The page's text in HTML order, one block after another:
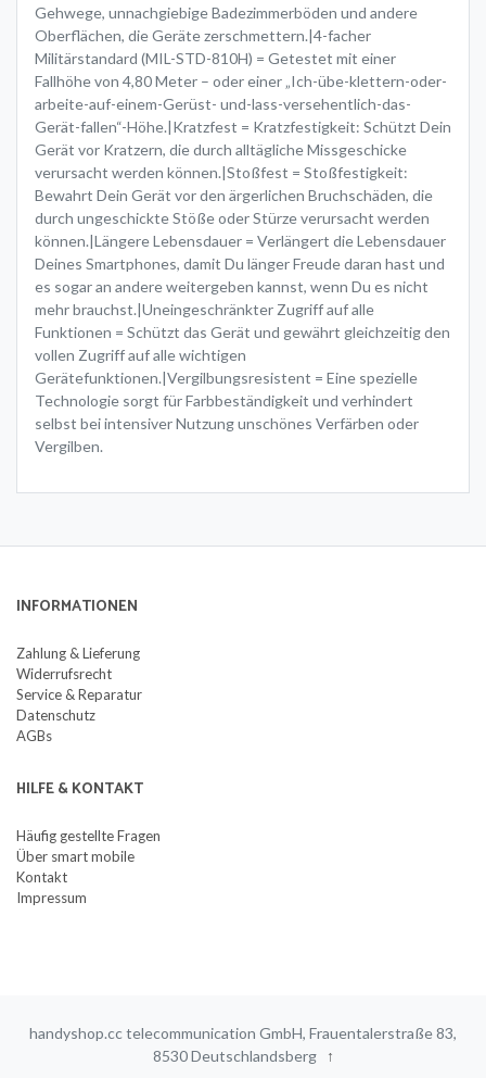
Gehwege, unnachgiebige Badezimmerböden und andere
Oberflächen, die Geräte zerschmettern.|4-facher
Militärstandard (MIL-STD-810H) = Getestet mit einer
Fallhöhe von 4,80 Meter – oder einer „Ich-übe-klettern-oder-
arbeite-auf-einem-Gerüst- und-lass-versehentlich-das-
Gerät-fallen“-Höhe.|Kratzfest = Kratzfestigkeit: Schützt Dein
Gerät vor Kratzern, die durch alltägliche Missgeschicke
verursacht werden können.|Stoßfest = Stoßfestigkeit:
Bewahrt Dein Gerät vor den ärgerlichen Bruchschäden, die
durch ungeschickte Stöße oder Stürze verursacht werden
können.|Längere Lebensdauer = Verlängert die Lebensdauer
Deines Smartphones, damit Du länger Freude daran hast und
es sogar an andere weitergeben kannst, wenn Du es nicht
mehr brauchst.|Uneingeschränkter Zugriff auf alle
Funktionen = Schützt das Gerät und gewährt gleichzeitig den
vollen Zugriff auf alle wichtigen
Gerätefunktionen.|Vergilbungsresistent = Eine spezielle
Technologie sorgt für Farbbeständigkeit und verhindert
selbst bei intensiver Nutzung unschönes Verfärben oder
Vergilben.
INFORMATIONEN
Zahlung & Lieferung
Widerrufsrecht
Service & Reparatur
Datenschutz
AGBs
HILFE & KONTAKT
Häufig gestellte Fragen
Über smart mobile
Kontakt
Impressum
handyshop.cc telecommunication GmbH, Frauentalerstraße 83,
8530 Deutschlandsberg
↑